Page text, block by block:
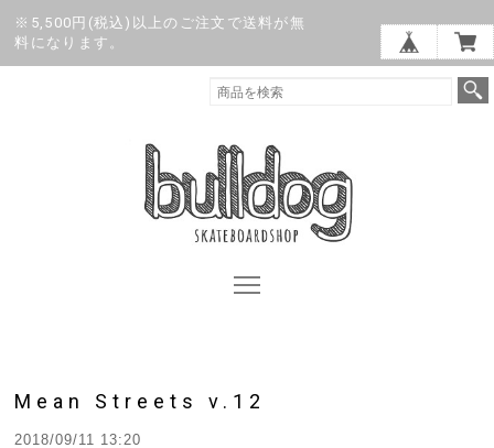
※5,500円(税込)以上のご注文で送料が無
料になります。
Mean Streets v.12
2018/09/11 13:20